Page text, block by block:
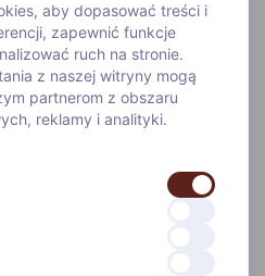
aby dopasować treści i
zapewnić funkcje
ruch na stronie.
z naszej witryny mogą
partnerom z obszaru
reklamy i analityki.